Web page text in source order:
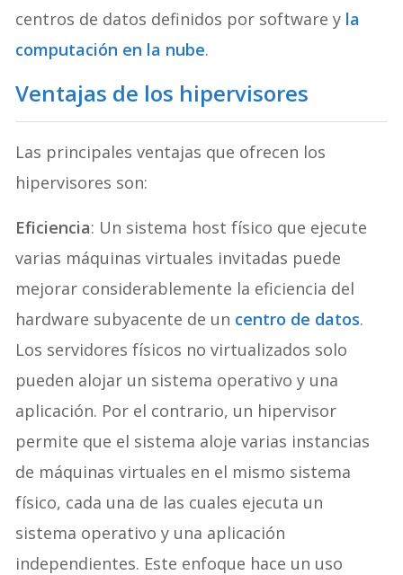
centros de datos definidos por software y la
computación en la nube.
Ventajas de los hipervisores
Las principales ventajas que ofrecen los
hipervisores son:
Eficiencia: Un sistema host físico que ejecute
varias máquinas virtuales invitadas puede
mejorar considerablemente la eficiencia del
hardware subyacente de un centro de datos.
Los servidores físicos no virtualizados solo
pueden alojar un sistema operativo y una
aplicación. Por el contrario, un hipervisor
permite que el sistema aloje varias instancias
de máquinas virtuales en el mismo sistema
físico, cada una de las cuales ejecuta un
sistema operativo y una aplicación
independientes. Este enfoque hace un uso